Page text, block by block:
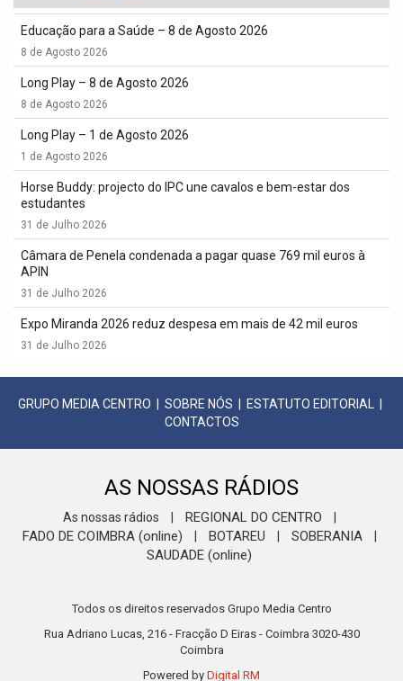
Educação para a Saúde – 8 de Agosto 2026
8 de Agosto 2026
Long Play – 8 de Agosto 2026
8 de Agosto 2026
Long Play – 1 de Agosto 2026
1 de Agosto 2026
Horse Buddy: projecto do IPC une cavalos e bem-estar dos
estudantes
31 de Julho 2026
Câmara de Penela condenada a pagar quase 769 mil euros à
APIN
31 de Julho 2026
Expo Miranda 2026 reduz despesa em mais de 42 mil euros
31 de Julho 2026
GRUPO MEDIA CENTRO SOBRE NÓS ESTATUTO EDITORIAL
CONTACTOS
AS NOSSAS RÁDIOS
As nossas rádios REGIONAL DO CENTRO
FADO DE COIMBRA (online) BOTAREU SOBERANIA
SAUDADE (online)
Todos os direitos reservados Grupo Media Centro
Rua Adriano Lucas, 216 - Fracção D Eiras - Coimbra 3020-430
Coimbra
Powered by Digital RM